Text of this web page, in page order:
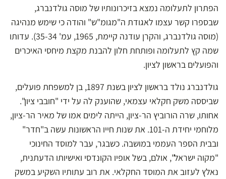
הפתרון לתעלומה נמצא בזיכרונותיו של מוסה גולדנברג,
שבספרו קשר עצמו לאגודת ה"מגומ"ש" והודה כי שימש מנהיגה
(מוסה גולדנברג, והקרן עודנה קיימת, 1965, עמ' 35-34). עדותו
שמה קץ לתעלומה ופותחת חלון להבנת מקצת מיחסי האיכרים
והפועלים בראשון לציון.
גולדנברג נולד בראשון לציון בשנת 1897, בן למשפחת פועלים,
שביססה משק חקלאי עצמאי, שהוענק לה על ידי "חובבי ציון".
אחותו, שרה הורוביץ הר-ציון, הייתה לימים אמו של מאיר הר-ציון,
מלוחמי יחידת ה-101. את שנות חייו הראשונות עשה ב"חדר"
ובבית הספר העממי במושבה. כשבגר, עבר למוסד החינוכי
"מקוה ישראל", אולם, בשל אופיו הקונדסי ואישיותו הדעתנית,
נאלץ לעזוב את המוסד החקלאי. את רוב עתותיו השקיע במשק